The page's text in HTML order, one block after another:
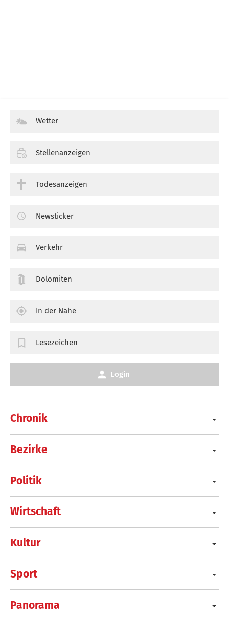
Chronik
Bezirke
Politik
Wirtschaft
Kultur
Sport
Panorama
Wetter
Stellenanzeigen
Todesanzeigen
Newsticker
Verkehr
Dolomiten
In der Nähe
Lesezeichen
Login